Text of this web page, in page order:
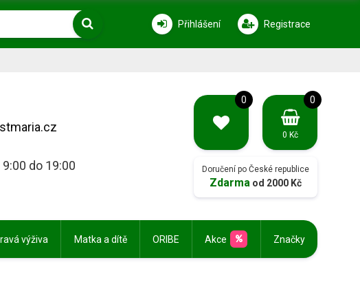
Přihlášení Registrace
do 19:00
0 0
0 Kč
Doručení po České republice
Zdarma od 2000 Kč
výživa Matka a dítě ORIBE Akce Značky